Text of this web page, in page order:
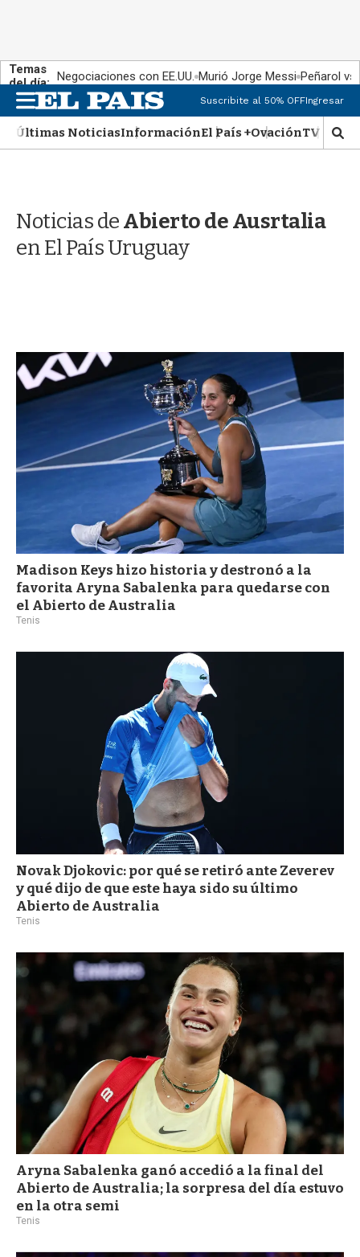
Temas
del día: Negociaciones con EE.UU. Murió Jorge Messi Peñarol
M
e
n
u
Suscribite al 50% OFFIngresar
Últimas NoticiasInformaciónEl País +OvaciónTV Show
M
o
d
Noticias deAbierto de Ausrtalia
en El País Uruguay
Madison Keys hizo historia y destronó a la
favorita Aryna Sabalenka para quedarse con
el Abierto de Australia
Tenis
Novak Djokovic: por qué se retiró ante Zeverev
y qué dijo de que este haya sido su último
Abierto de Australia
Tenis
Aryna Sabalenka ganó accedió a la final del
Abierto de Australia; la sorpresa del día estuvo
en la otra semi
Tenis